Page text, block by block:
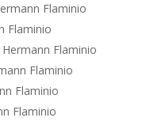
Flaminio
Flaminio
Flaminio
Flaminio
Flaminio
Flaminio